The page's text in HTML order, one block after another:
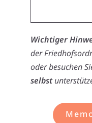
Wichtiger
der
oder besuchen
selbst